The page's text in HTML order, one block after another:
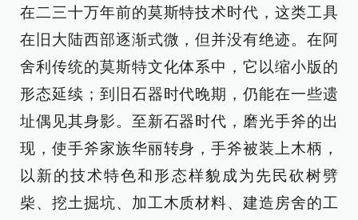
在二三十万年前的莫斯特技术时代，这类工具
在旧大陆西部逐渐式微，但并没有绝迹。在阿
舍利传统的莫斯特文化体系中，它以缩小版的
形态延续；到旧石器时代晚期，仍能在一些遗
址偶见其身影。至新石器时代，磨光手斧的出
现，使手斧家族华丽转身，手斧被装上木柄，
以新的技术特色和形态样貌成为先民砍树劈
柴、挖土掘坑、加工木质材料、建造房舍的工